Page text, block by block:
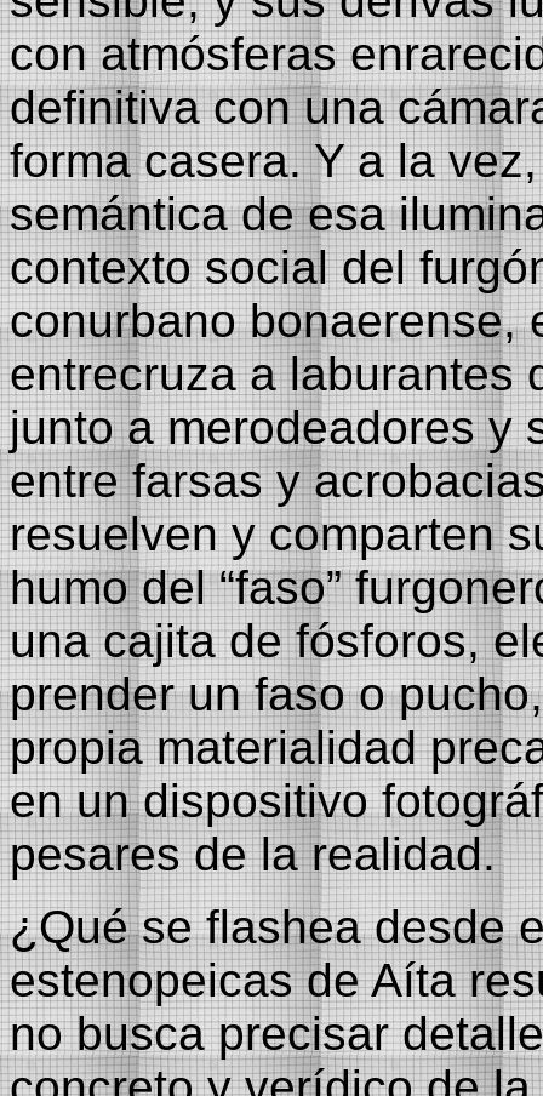
con atmósferas
definitiva con una
forma casera. Y a la
semántica de esa
contexto social del
conurbano bonaerense,
entrecruza a laburantes
junto a merodeadores y
entre farsas y
resuelven y comparten
humo del “faso”
una cajita de fósforos,
prender un faso o
propia materialidad
en un dispositivo
pesares de la realidad.
¿Qué se flashea desde
estenopeicas de Aíta
no busca precisar